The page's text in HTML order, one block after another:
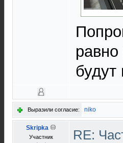
Выразили согласие: niko
Skripka
Участник
RE: